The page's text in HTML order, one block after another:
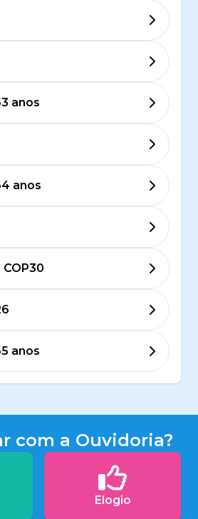
anos
anos
anos
com a Ouvidoria?
Elogio